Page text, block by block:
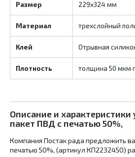
Размер 229х324 мм
Материал трехслойный
Клей Отрывная
Плотность толщина 50 мкм
Описание и характеристики
пакет ПВД с печатью 50%,
Компания Постак рада предложить
печатью 50%, (артикул КП2232450)